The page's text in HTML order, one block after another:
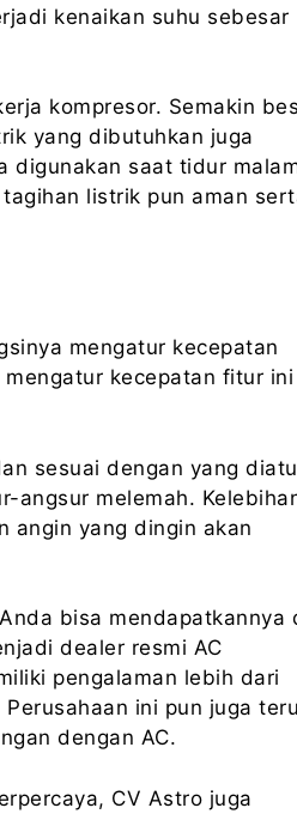
kenaikan suhu sebesar
kompresor. Semakin
yang dibutuhkan juga
digunakan saat tidur
listrik pun aman
mengatur kecepatan
kecepatan fitur ini
sesuai dengan yang
angsur melemah.
angin yang dingin akan
bisa mendapatkannya
dealer resmi AC
pengalaman lebih dari
ini pun juga
dengan AC.
CV Astro juga